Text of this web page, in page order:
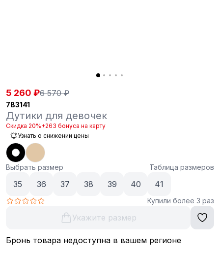
5 260 ₽6 570 ₽
7B3141
Дутики для девочек
Скидка 20%+263 бонуса на карту
Узнать о снижении цены
Выбрать размер Таблица размеров
35 36 37 38 39 40 41
Купили более 3 раз
Укажите размер
Бронь товара недоступна в вашем регионе